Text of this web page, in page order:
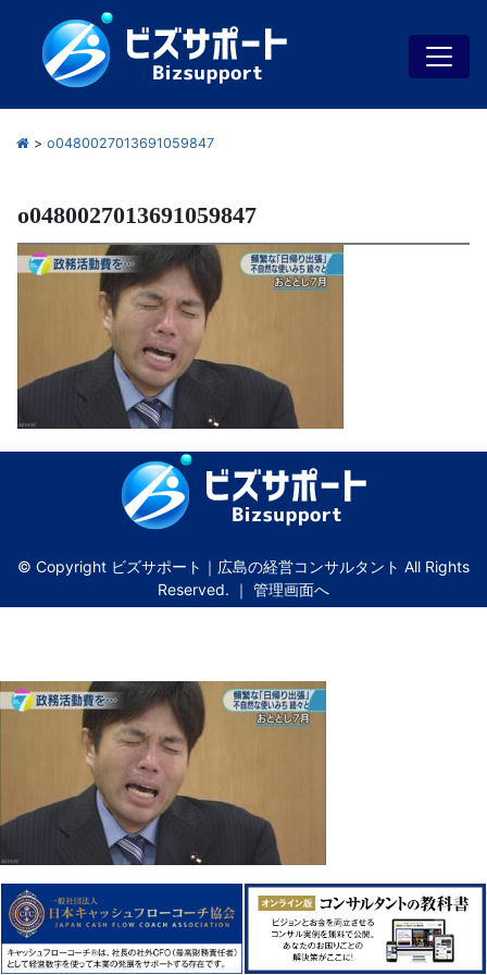
> o0480027013691059847
o0480027013691059847
© Copyright ビズサポート｜広島の経営コンサルタント All Rights
Reserved. ｜ 管理画面へ